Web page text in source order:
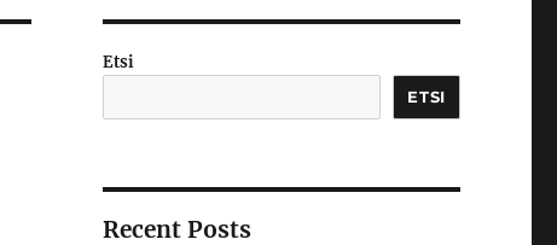
Etsi
ETSI
Recent Posts